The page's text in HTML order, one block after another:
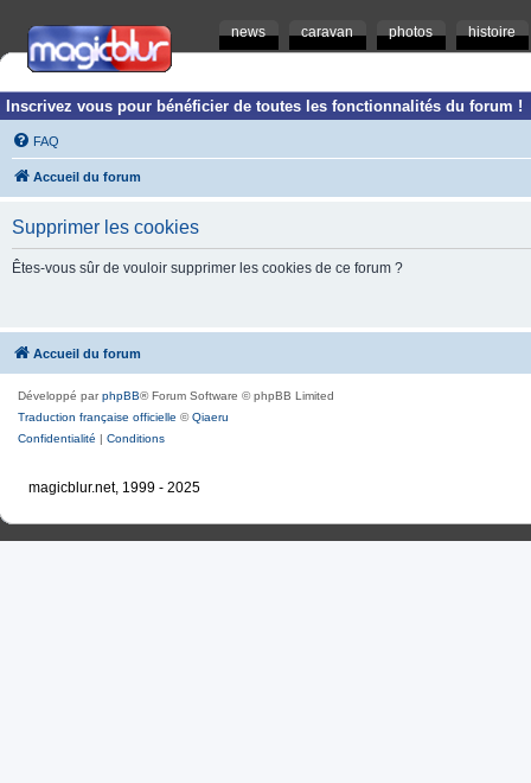
news caravan photos histoire
Inscrivez vous pour bénéficier de toutes les fonctionnalités du forum !
FAQ
Accueil du forum
Supprimer les cookies
Êtes-vous sûr de vouloir supprimer les cookies de ce forum ?
Accueil du forum
Développé parphpBB® Forum Software © phpBB Limited
Traduction française officielle ©Qiaeru
Confidentialité | Conditions
magicblur.net, 1999 - 2025